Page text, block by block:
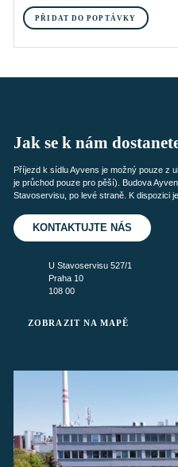
PŘIDAT DO POPTÁVKY
Jak se k nám
Příjezd k sídlu Ayvens je možný pouze z
je průchod pouze pro pěší). Budova
Stavoservisu, po levé straně. K dispozici
KONTAKTUJTE NÁS
U Stavoservisu 527/1
Praha 10
108 00
ZOBRAZIT NA MAPĚ